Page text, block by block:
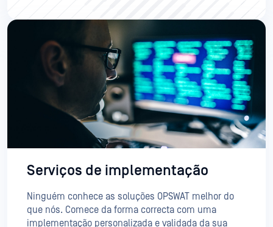
Serviços de implementação
Ninguém conhece as soluções OPSWAT melhor do
que nós. Comece da forma correcta com uma
implementação personalizada e validada da sua